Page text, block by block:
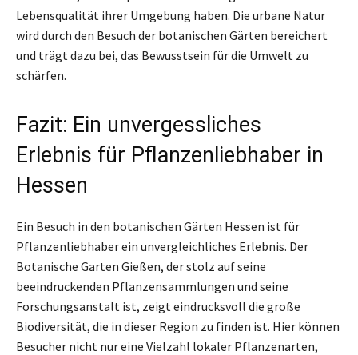
Lebensqualität ihrer Umgebung haben. Die urbane Natur
wird durch den Besuch der botanischen Gärten bereichert
und trägt dazu bei, das Bewusstsein für die Umwelt zu
schärfen.
Fazit: Ein unvergessliches
Erlebnis für Pflanzenliebhaber in
Hessen
Ein Besuch in den botanischen Gärten Hessen ist für
Pflanzenliebhaber ein unvergleichliches Erlebnis. Der
Botanische Garten Gießen, der stolz auf seine
beeindruckenden Pflanzensammlungen und seine
Forschungsanstalt ist, zeigt eindrucksvoll die große
Biodiversität, die in dieser Region zu finden ist. Hier können
Besucher nicht nur eine Vielzahl lokaler Pflanzenarten,